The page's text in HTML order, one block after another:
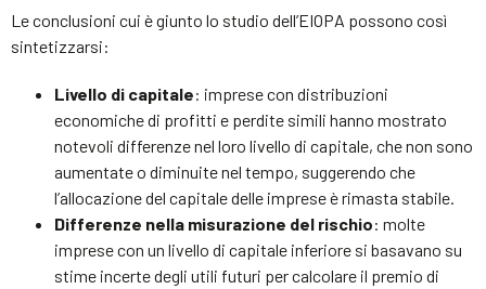
Le conclusioni cui è giunto lo studio dell’EIOPA possono così
sintetizzarsi:
Livello di capitale: imprese con distribuzioni
economiche di profitti e perdite simili hanno mostrato
notevoli differenze nel loro livello di capitale, che non sono
aumentate o diminuite nel tempo, suggerendo che
l’allocazione del capitale delle imprese è rimasta stabile.
Differenze nella misurazione del rischio: molte
imprese con un livello di capitale inferiore si basavano su
stime incerte degli utili futuri per calcolare il premio di